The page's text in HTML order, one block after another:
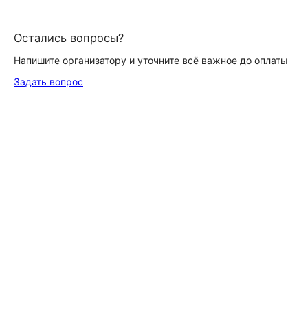
Остались вопросы?
Напишите организатору и уточните всё важное до оплаты
Задать вопрос